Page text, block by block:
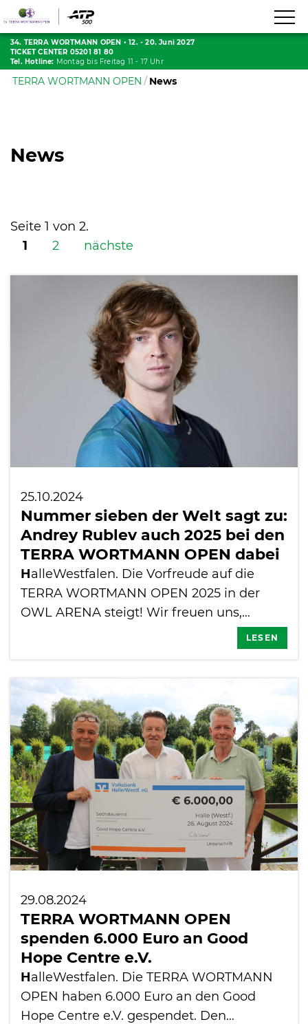
International
34. TERRA WORTMANN OPEN • 12. - 20. Juni 2027
TICKET CENTER 05201 81 80
Tel. Hotline: Montag bis Freitag 11 - 17 Uhr
TERRA WORTMANN OPEN News
News
Seite 1 von 2.
1
2 nächste
25.10.2024
Nummer sieben der Welt sagt zu:
Andrey Rublev auch 2025 bei den
TERRA WORTMANN OPEN dabei
HalleWestfalen. Die Vorfreude auf die
TERRA WORTMANN OPEN 2025 in der
OWL ARENA steigt! Wir freuen uns,…
LESEN
29.08.2024
TERRA WORTMANN OPEN
spenden 6.000 Euro an Good
Hope Centre e.V.
HalleWestfalen. Die TERRA WORTMANN
OPEN haben 6.000 Euro an den Good
Hope Centre e.V. gespendet. Den…